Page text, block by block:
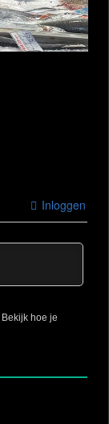
Inloggen
Bekijk hoe je